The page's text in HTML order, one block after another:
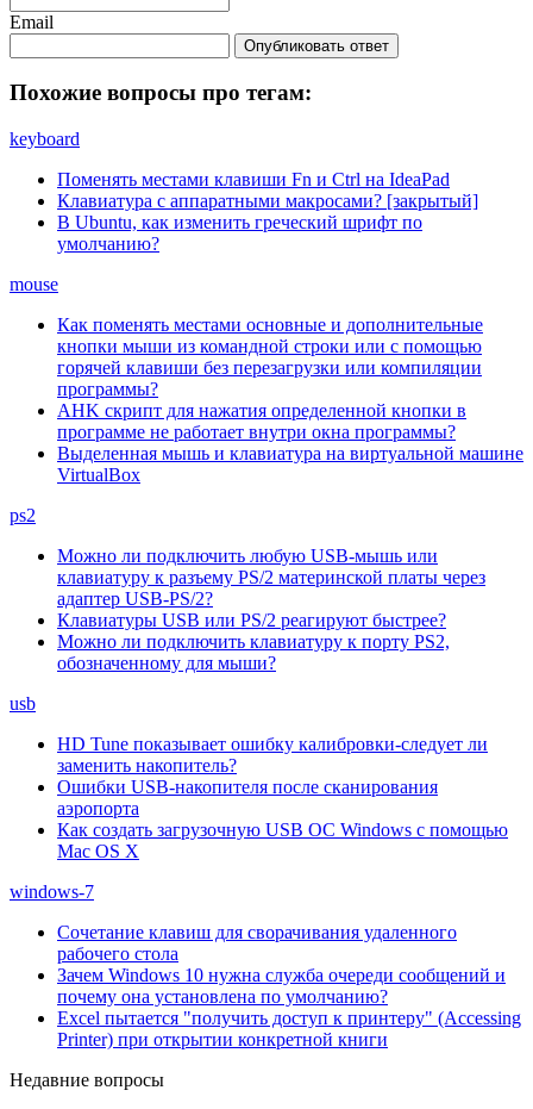
Email
Опубликовать ответ
Похожие вопросы про тегам:
keyboard
Поменять местами клавиши Fn и Ctrl на IdeaPad
Клавиатура с аппаратными макросами? [закрытый]
В Ubuntu, как изменить греческий шрифт по
умолчанию?
mouse
Как поменять местами основные и дополнительные
кнопки мыши из командной строки или с помощью
горячей клавиши без перезагрузки или компиляции
программы?
AHK скрипт для нажатия определенной кнопки в
программе не работает внутри окна программы?
Выделенная мышь и клавиатура на виртуальной машине
VirtualBox
ps2
Можно ли подключить любую USB-мышь или
клавиатуру к разъему PS/2 материнской платы через
адаптер USB-PS/2?
Клавиатуры USB или PS/2 реагируют быстрее?
Можно ли подключить клавиатуру к порту PS2,
обозначенному для мыши?
usb
HD Tune показывает ошибку калибровки-следует ли
заменить накопитель?
Ошибки USB-накопителя после сканирования
аэропорта
Как создать загрузочную USB ОС Windows с помощью
Mac OS X
windows-7
Сочетание клавиш для сворачивания удаленного
рабочего стола
Зачем Windows 10 нужна служба очереди сообщений и
почему она установлена по умолчанию?
Excel пытается "получить доступ к принтеру" (Accessing
Printer) при открытии конкретной книги
Недавние вопросы